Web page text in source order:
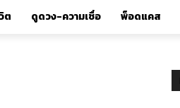
ต ดูดวง-ความเชื่อ พ็อดแคส